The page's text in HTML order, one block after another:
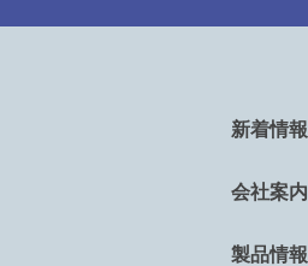
新着情報
会社案内
製品情報